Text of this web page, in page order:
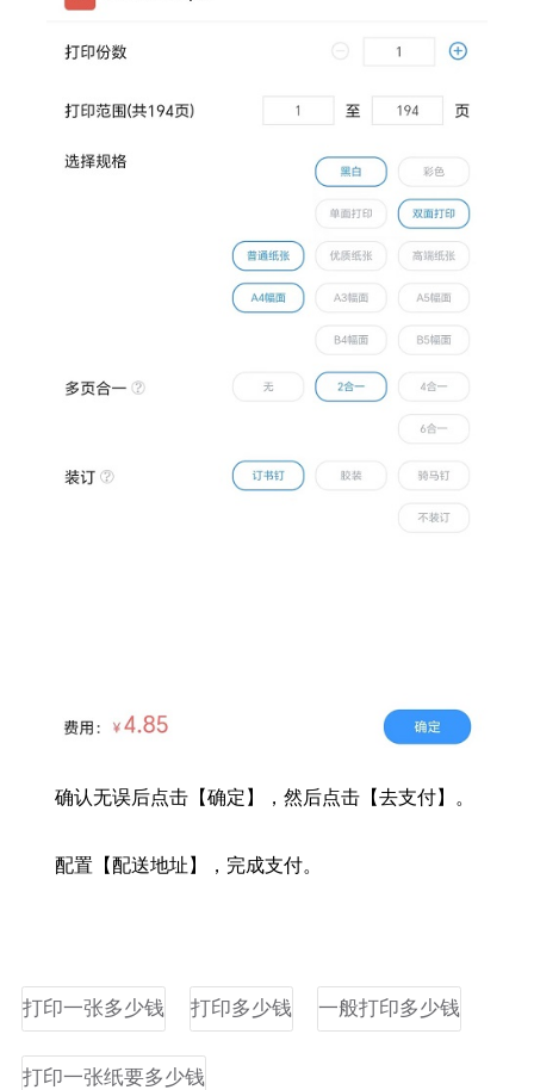
确认无误后点击【确定】，然后点击【去支付】。
配置【配送地址】，完成支付。
打印一张多少钱 打印多少钱 一般打印多少钱
打印一张纸要多少钱